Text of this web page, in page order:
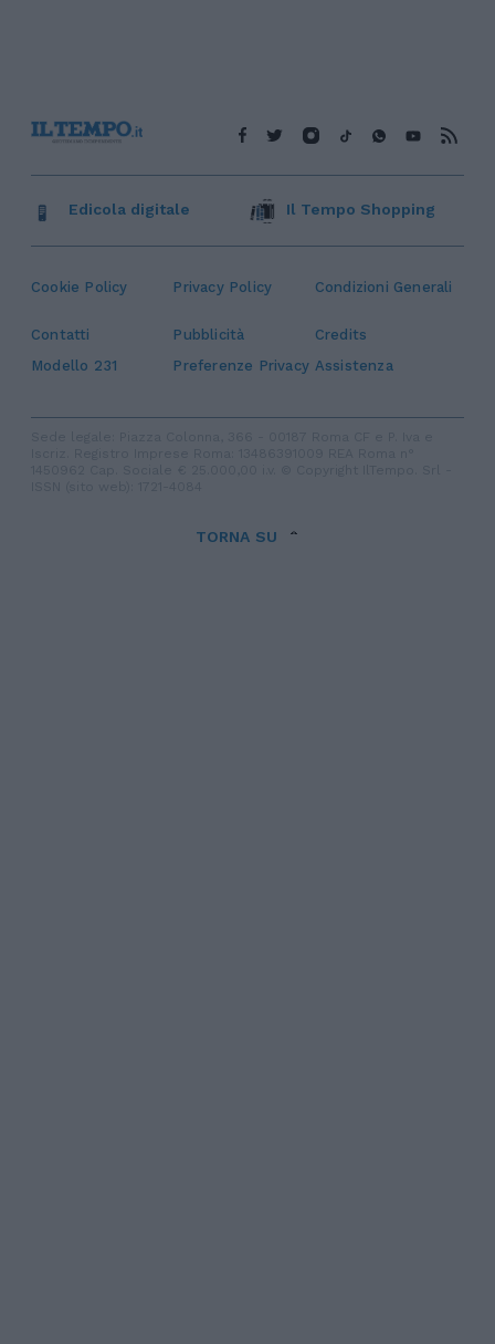
Cookie Policy Privacy Policy Condizioni Generali
Contatti Pubblicità
Credits
Modello 231
Preferenze Privacy Assistenza
Edicola digitale Il Tempo Shopping
TORNA SU